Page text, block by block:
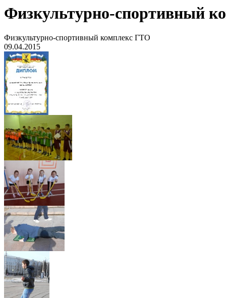
Физкультурно-спортивный
Физкультурно-спортивный комплекс ГТО
09.04.2015